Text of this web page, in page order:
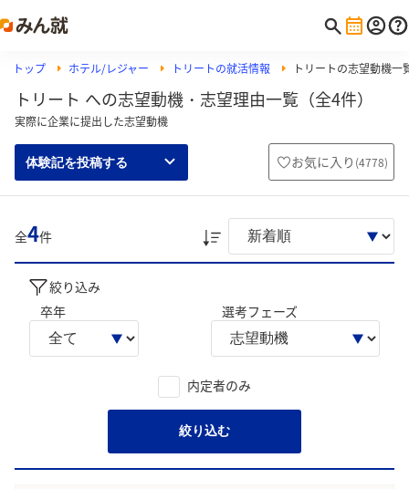
トップ ホテル/レジャー トリートの就活情報 トリートの志望動機一
トリート への志望動機・志望理由一覧（全4件）
実際に企業に提出した志望動機
体験記を投稿する お気に入り (4778)
全4件
絞り込み
卒年
選考フェーズ
内定者のみ
絞り込む